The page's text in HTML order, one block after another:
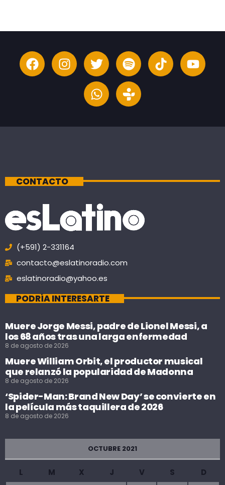
CONTACTO
(+591) 2-331164
contacto@eslatinoradio.com
eslatinoradio@yahoo.es
PODRÍA INTERESARTE
Muere Jorge Messi, padre de Lionel Messi, a
los 68 años tras una larga enfermedad
8 de agosto de 2026
Muere William Orbit, el productor musical
que relanzó la popularidad de Madonna
8 de agosto de 2026
‘Spider-Man: Brand New Day’ se convierte en
la película más taquillera de 2026
8 de agosto de 2026
OCTUBRE 2021
L M X J V S
D